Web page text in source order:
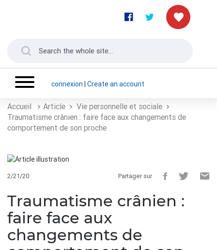
connexion | Create an account
Accueil Article
Vie personnelle et sociale
Traumatisme crânien : faire face aux changements de
comportement de son proche
2/21/20 Partager sur
Traumatisme crânien :
faire face aux
changements de